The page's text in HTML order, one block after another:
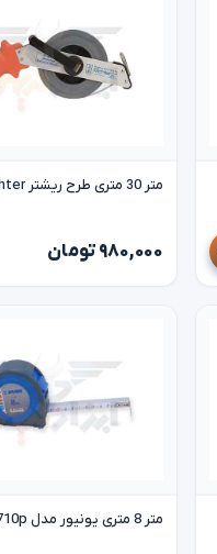
متر 30 متری طرح ریشتر richter
۹۸۰,۰۰۰ تومان
متر 8 متری یونیور مدل unior 710p